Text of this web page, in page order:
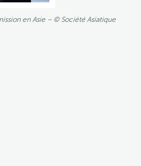
en Asie – © Société Asiatique